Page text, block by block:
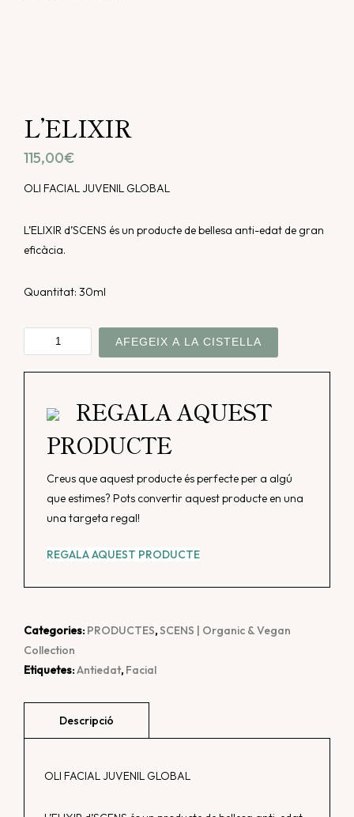
L’ELIXIR
115,00€
OLI FACIAL JUVENIL GLOBAL
L’ELIXIR d’SCENS és un producte de bellesa anti-edat de gran
eficàcia.
Quantitat: 30ml
quantitat
de
L'ELIXIR
AFEGEIX A LA CISTELLA
REGALA AQUEST
PRODUCTE
Creus que aquest producte és perfecte per a algú
que estimes? Pots convertir aquest producte en una
una targeta regal!
REGALA AQUEST PRODUCTE
Categories: PRODUCTES,SCENS | Organic & Vegan
Collection
Etiquetes:Antiedat, Facial
OLI FACIAL JUVENIL GLOBAL